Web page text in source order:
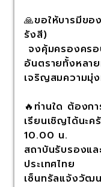
🙏ขอให้บารมีข
รังสี)
จงคุ้มครองคร
อันตรายทั้งหลา
เจริญสมความมุ่
🔥ท่านใด ต้องก
เรียนเชิญได้นะค
10.00 น.
สถาบันรับรองแ
ประเทศไทย
เซ็นทรัลแจ้งวัฒ